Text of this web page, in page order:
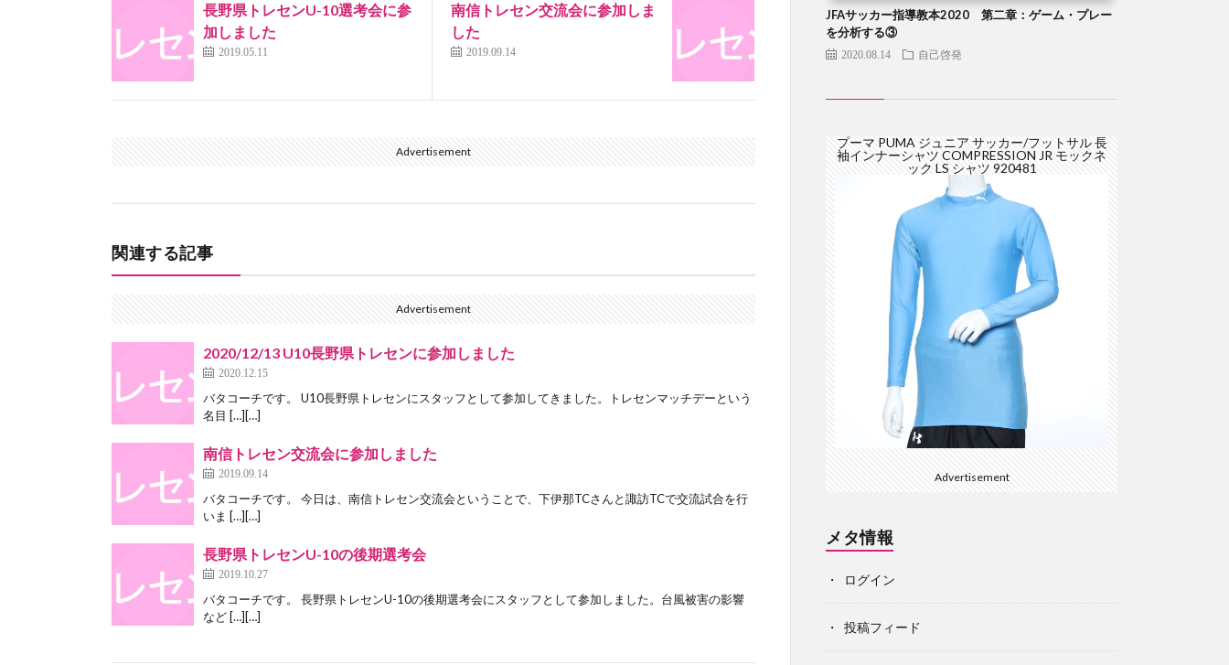
長野県トレセンU-10選考会に参
加しました
2019.05.11
南信トレセン交流会に参加しま
した
2019.09.14
Advertisement
関連する記事
Advertisement
2020/12/13 U10長野県トレセンに参加しました
2020.12.15
バタコーチです。 U10長野県トレセンにスタッフとして参加してきました。トレセンマッチデーという
名目 […][…]
南信トレセン交流会に参加しました
2019.09.14
バタコーチです。 今日は、南信トレセン交流会ということで、下伊那TCさんと諏訪TCで交流試合を行
いま […][…]
長野県トレセンU-10の後期選考会
2019.10.27
バタコーチです。 長野県トレセンU-10の後期選考会にスタッフとして参加しました。台風被害の影響
など […][…]
JFAサッカー指導教本2020 第二章：ゲーム・プレー
を分析する③
2020.08.14 自己啓発
プーマ PUMA ジュニア サッカー/フットサル 長
袖インナーシャツ COMPRESSION JR モックネ
ック LS シャツ 920481
Advertisement
メタ情報
ログイン
投稿フィード